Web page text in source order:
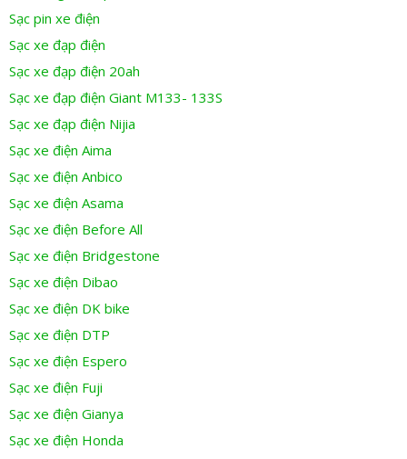
Sạc pin xe điện
Sạc xe đạp điện
Sạc xe đạp điện 20ah
Sạc xe đạp điện Giant M133- 133S
Sạc xe đạp điện Nijia
Sạc xe điện Aima
Sạc xe điện Anbico
Sạc xe điện Asama
Sạc xe điện Before All
Sạc xe điện Bridgestone
Sạc xe điện Dibao
Sạc xe điện DK bike
Sạc xe điện DTP
Sạc xe điện Espero
Sạc xe điện Fuji
Sạc xe điện Gianya
Sạc xe điện Honda